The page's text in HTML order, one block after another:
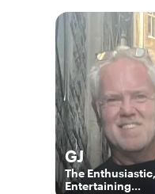
GJ
The Enthusiastic,
Entertaining